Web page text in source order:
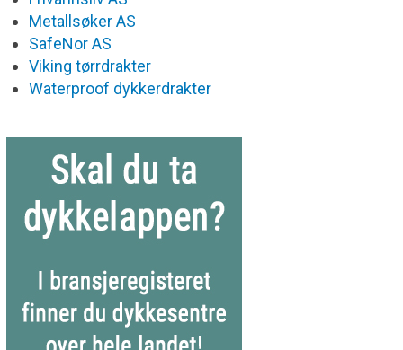
Metallsøker AS
SafeNor AS
Viking tørrdrakter
Waterproof dykkerdrakter